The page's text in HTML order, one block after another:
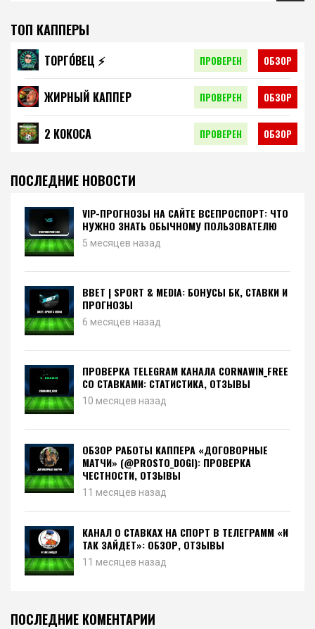
ТОП КАППЕРЫ
ТОРГО́ВЕЦ ⚡️ ПРОВЕРЕН ОБЗОР
ЖИРНЫЙ КАППЕР ПРОВЕРЕН ОБЗОР
2 КОКОСА ПРОВЕРЕН ОБЗОР
ПОСЛЕДНИЕ НОВОСТИ
VIP-ПРОГНОЗЫ НА САЙТЕ ВСЕПРОСПОРТ: ЧТО
НУЖНО ЗНАТЬ ОБЫЧНОМУ ПОЛЬЗОВАТЕЛЮ
5 месяцев назад
BBET | SPORT & MEDIA: БОНУСЫ БК, СТАВКИ И
ПРОГНОЗЫ
6 месяцев назад
ПРОВЕРКА TELEGRAM КАНАЛА CORNAWIN_FREE
СО СТАВКАМИ: СТАТИСТИКА, ОТЗЫВЫ
10 месяцев назад
ОБЗОР РАБОТЫ КАППЕРА «ДОГОВОРНЫЕ
МАТЧИ» (@PROSTO_DOGI): ПРОВЕРКА
ЧЕСТНОСТИ, ОТЗЫВЫ
11 месяцев назад
КАНАЛ О СТАВКАХ НА СПОРТ В ТЕЛЕГРАММ «И
ТАК ЗАЙДЕТ»: ОБЗОР, ОТЗЫВЫ
11 месяцев назад
ПОСЛЕДНИЕ КОМЕНТАРИИ